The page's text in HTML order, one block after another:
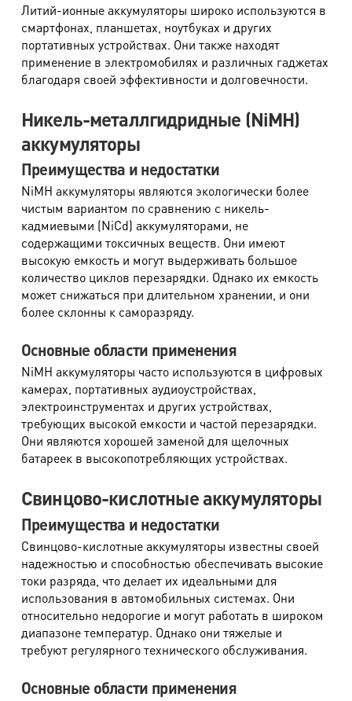
Литий-ионные аккумуляторы широко используются в
смартфонах, планшетах, ноутбуках и других
портативных устройствах. Они также находят
применение в электромобилях и различных гаджетах
благодаря своей эффективности и долговечности.
Никель-металлгидридные (NiMH)
аккумуляторы
Преимущества и недостатки
NiMH аккумуляторы являются экологически более
чистым вариантом по сравнению с никель-
кадмиевыми (NiCd) аккумуляторами, не
содержащими токсичных веществ. Они имеют
высокую емкость и могут выдерживать большое
количество циклов перезарядки. Однако их емкость
может снижаться при длительном хранении, и они
более склонны к саморазряду.
Основные области применения
NiMH аккумуляторы часто используются в цифровых
камерах, портативных аудиоустройствах,
электроинструментах и других устройствах,
требующих высокой емкости и частой перезарядки.
Они являются хорошей заменой для щелочных
батареек в высокопотребляющих устройствах.
Свинцово-кислотные аккумуляторы
Преимущества и недостатки
Свинцово-кислотные аккумуляторы известны своей
надежностью и способностью обеспечивать высокие
токи разряда, что делает их идеальными для
использования в автомобильных системах. Они
относительно недорогие и могут работать в широком
диапазоне температур. Однако они тяжелые и
требуют регулярного технического обслуживания.
Основные области применения